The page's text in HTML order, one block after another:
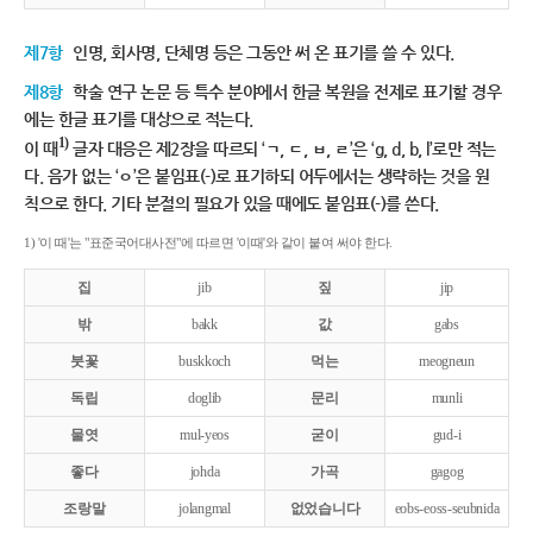
제7항 인명, 회사명, 단체명 등은 그동안 써 온 표기를 쓸 수 있다.
제8항 학술 연구 논문 등 특수 분야에서 한글 복원을 전제로 표기할 경우
에는 한글 표기를 대상으로 적는다.
이 때1)글자 대응은 제2장을 따르되 ‘ㄱ, ㄷ, ㅂ, ㄹ’은 ‘g, d, b, l’로만 적는
다. 음가 없는 ‘ㅇ’은 붙임표(-)로 표기하되 어두에서는 생략하는 것을 원
칙으로 한다. 기타 분절의 필요가 있을 때에도 붙임표(-)를 쓴다.
1) '이 때'는 "표준국어대사전"에 따르면 '이때'와 같이 붙여 써야 한다.
집 jib 짚 jip
밖 bakk 값 gabs
붓꽃 buskkoch 먹는 meogneun
독립 doglib 문리 munli
물엿 mul-yeos 굳이 gud-i
좋다 johda 가곡 gagog
조랑말 jolangmal 없었습니다 eobs-eoss-seubnida